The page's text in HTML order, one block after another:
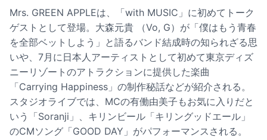
Mrs. GREEN APPLEは、「with MUSIC」に初めてトーク
ゲストとして登場。大森元貴 （Vo, G）が「僕はもう青春
を全部ベットしよう」と語るバンド結成時の知られざる思
いや、7月に日本人アーティストとして初めて東京ディズ
ニーリゾートのアトラクションに提供した楽曲
「Carrying Happiness」の制作秘話などが紹介される。
スタジオライブでは、MCの有働由美子もお気に入りだと
いう「Soranji」、キリンビール「キリングッドエール」
のCMソング「GOOD DAY」がパフォーマンスされる。